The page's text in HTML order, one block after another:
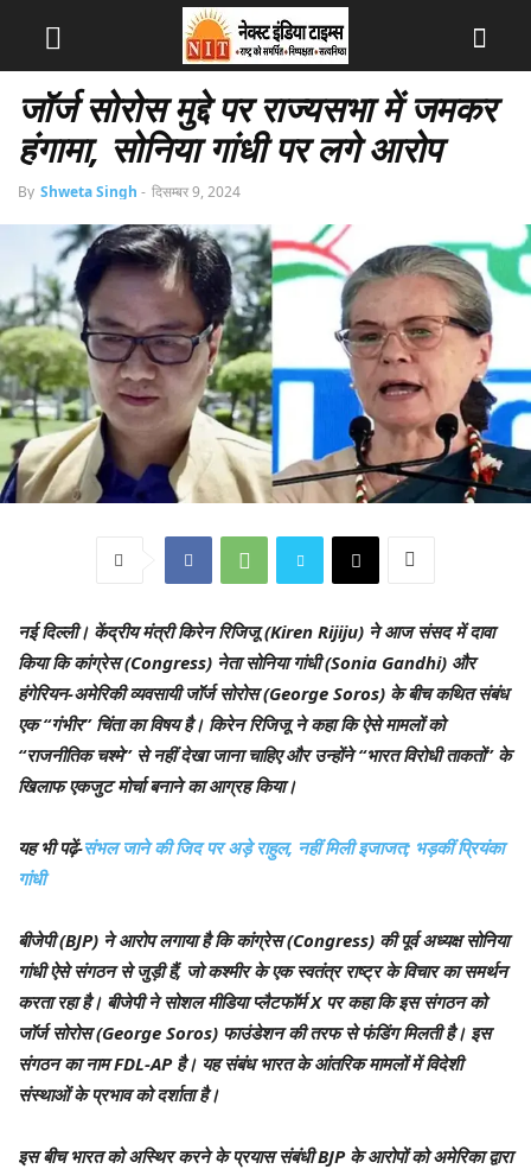
जॉर्ज सोरोस मुद्दे पर राज्यसभा में जमकर
हंगामा, सोनिया गांधी पर लगे आरोप
By Shweta Singh - दिसम्बर 9, 2024
नई दिल्ली। केंद्रीय मंत्री किरेन रिजिजू (Kiren Rijiju) ने आज संसद में दावा
किया कि कांग्रेस (Congress) नेता सोनिया गांधी (Sonia Gandhi) और
हंगेरियन-अमेरिकी व्यवसायी जॉर्ज सोरोस (George Soros) के बीच कथित संबंध
एक “गंभीर” चिंता का विषय है। किरेन रिजिजू ने कहा कि ऐसे मामलों को
“राजनीतिक चश्मे” से नहीं देखा जाना चाहिए और उन्होंने “भारत विरोधी ताकतों” के
खिलाफ एकजुट मोर्चा बनाने का आग्रह किया।
यह भी पढ़ें-संभल जाने की जिद पर अड़े राहुल, नहीं मिली इजाजत; भड़कीं प्रियंका
गांधी
बीजेपी (BJP) ने आरोप लगाया है कि कांग्रेस (Congress) की पूर्व अध्यक्ष सोनिया
गांधी ऐसे संगठन से जुड़ी हैं, जो कश्मीर के एक स्वतंत्र राष्ट्र के विचार का समर्थन
करता रहा है। बीजेपी ने सोशल मीडिया प्लैटफॉर्म X पर कहा कि इस संगठन को
जॉर्ज सोरोस (George Soros) फाउंडेशन की तरफ से फंडिंग मिलती है। इस
संगठन का नाम FDL-AP है। यह संबंध भारत के आंतरिक मामलों में विदेशी
संस्थाओं के प्रभाव को दर्शाता है।
इस बीच भारत को अस्थिर करने के प्रयास संबंधी BJP के आरोपों को अमेरिका द्वारा